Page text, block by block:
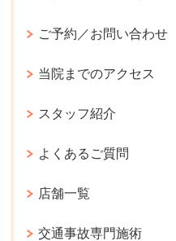
ご予約／お問い合わせ
当院までのアクセス
スタッフ紹介
よくあるご質問
店舗一覧
交通事故専門施術